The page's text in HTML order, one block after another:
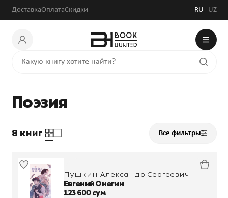
ДоставкаОплатаСкидки RU UZ
Поэзия
8 книг Все фильтры
Пушкин Александр Сергеевич
Евгений Онегин
123 600 сум